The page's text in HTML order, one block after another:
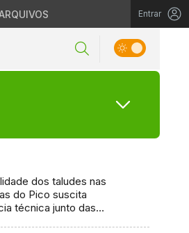
Entrar
dos taludes nas
do Pico suscita
técnica junto das